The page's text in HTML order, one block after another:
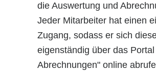
die Auswertung und
Jeder Mitarbeiter hat einen
Zugang, sodass er sich
eigenständig über das
Abrechnungen" online